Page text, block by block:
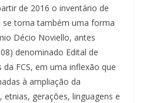
de 2016 o inventário de
se torna também uma forma
Décio Noviello, antes
denominado Edital de
FCS, em uma inflexão que
à ampliação da
gerações, linguagens e